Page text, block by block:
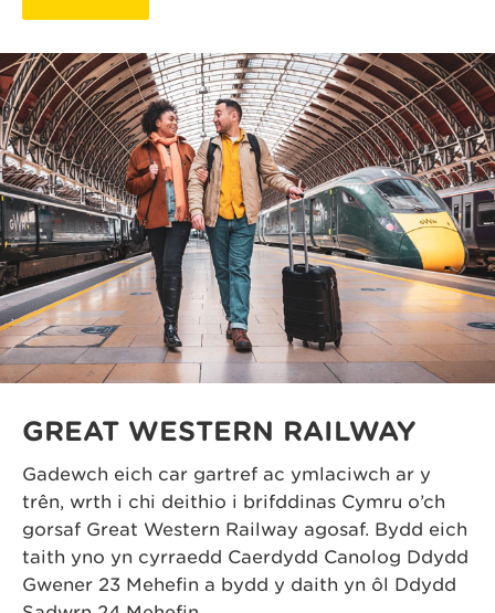
GREAT WESTERN RAILWAY
Gadewch eich car gartref ac ymlaciwch ar y
trên, wrth i chi deithio i brifddinas Cymru o’ch
gorsaf Great Western Railway agosaf. Bydd eich
taith yno yn cyrraedd Caerdydd Canolog Ddydd
Gwener 23 Mehefin a bydd y daith yn ôl Ddydd